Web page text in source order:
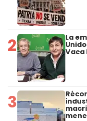
2 La
Vaca
3